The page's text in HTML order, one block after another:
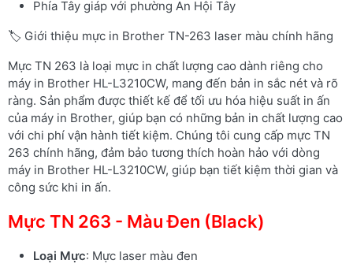
Phía Tây giáp với phường An Hội Tây
🏷️ Giới thiệu mực in Brother TN-263 laser màu chính hãng
Mực TN 263 là loại mực in chất lượng cao dành riêng cho
máy in Brother HL-L3210CW, mang đến bản in sắc nét và rõ
ràng. Sản phẩm được thiết kế để tối ưu hóa hiệu suất in ấn
của máy in Brother, giúp bạn có những bản in chất lượng cao
với chi phí vận hành tiết kiệm. Chúng tôi cung cấp mực TN
263 chính hãng, đảm bảo tương thích hoàn hảo với dòng
máy in Brother HL-L3210CW, giúp bạn tiết kiệm thời gian và
công sức khi in ấn.
Mực TN 263 - Màu Đen (Black)
Loại Mực: Mực laser màu đen